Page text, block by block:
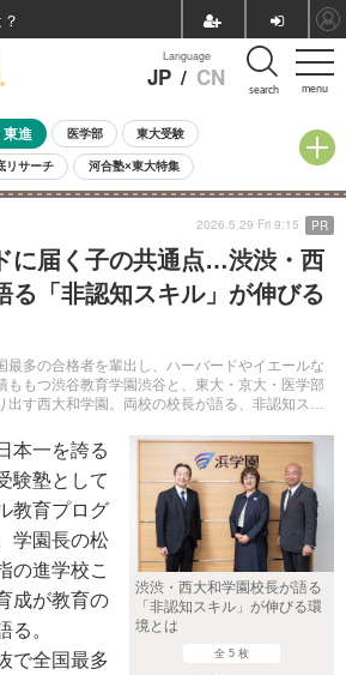
menu
Language
JP / CN search
東進 医学部 東大受験
リサーチ 河合塾×東大特集
校受験 中学受験 小学校受験
全国公立高校 過去問 人気記事
自由研究教材（中学生向け） ランキング
に届く子の共通点…渋渋・西
る「非認知スキル」が伸びる
多の合格者を輩出し、ハーバードやイエールな
ももつ渋谷教育学園渋谷と、東大・京大・医学部
出す西大和学園。両校の校長が語る、非認知スキ
2026.5.29 Fri 9:15 PR
渋渋・西大和学園校長が語る
「非認知スキル」が伸びる環
境とは
全 5 枚
本一を誇る
験塾として
教育プログ
学園長の松
の進学校こ
成が教育の
る。
で全国最多